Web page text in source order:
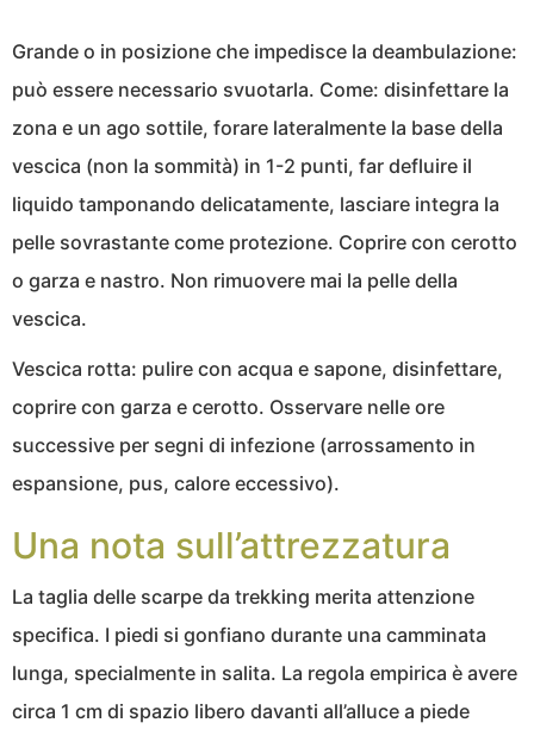
Grande o in posizione che impedisce la deambulazione:
può essere necessario svuotarla. Come: disinfettare la
zona e un ago sottile, forare lateralmente la base della
vescica (non la sommità) in 1-2 punti, far defluire il
liquido tamponando delicatamente, lasciare integra la
pelle sovrastante come protezione. Coprire con cerotto
o garza e nastro. Non rimuovere mai la pelle della
vescica.
Vescica rotta: pulire con acqua e sapone, disinfettare,
coprire con garza e cerotto. Osservare nelle ore
successive per segni di infezione (arrossamento in
espansione, pus, calore eccessivo).
Una nota sull’attrezzatura
La taglia delle scarpe da trekking merita attenzione
specifica. I piedi si gonfiano durante una camminata
lunga, specialmente in salita. La regola empirica è avere
circa 1 cm di spazio libero davanti all’alluce a piede